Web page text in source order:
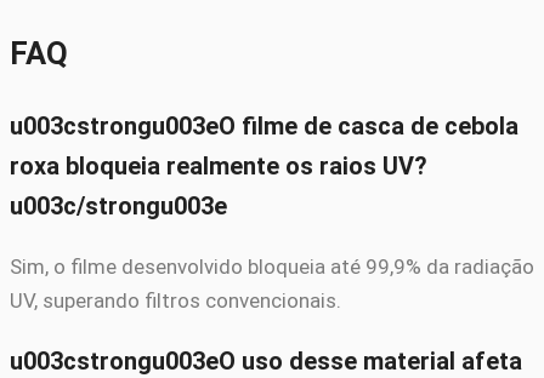
FAQ
u003cstrongu003eO filme de casca de cebola
roxa bloqueia realmente os raios UV?
u003c/strongu003e
Sim, o filme desenvolvido bloqueia até 99,9% da radiação
UV, superando filtros convencionais.
u003cstrongu003eO uso desse material afeta